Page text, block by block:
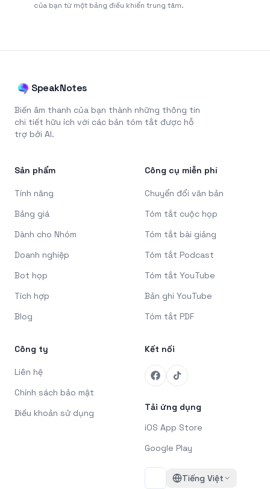
của bạn từ một bảng điều khiển trung tâm.
SpeakNotes
Biến âm thanh của bạn thành những thông tin
chi tiết hữu ích với các bản tóm tắt được hỗ
trợ bởi AI.
Sản phẩm
Tính năng
Bảng giá
Dành cho Nhóm
Doanh nghiệp
Bot họp
Tích hợp
Blog
Công cụ miễn phí
Chuyển đổi văn bản
Tóm tắt cuộc họp
Tóm tắt bài giảng
Tóm tắt Podcast
Tóm tắt YouTube
Bản ghi YouTube
Tóm tắt PDF
Công ty
Liên hệ
Chính sách bảo mật
Điều khoản sử dụng
Kết nối
Tải ứng dụng
iOS App Store
Google Play
Tiếng Việt